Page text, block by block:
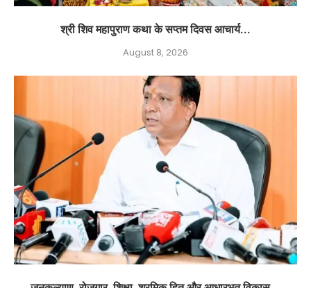
श्री शिव महापुराण कथा के सप्तम दिवस आचार्य...
August 8, 2026